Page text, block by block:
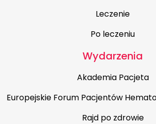
Leczenie
Po leczeniu
Wydarzenia
Akademia Pacjeta
Europejskie Forum Pacjentów
Rajd po zdrowie